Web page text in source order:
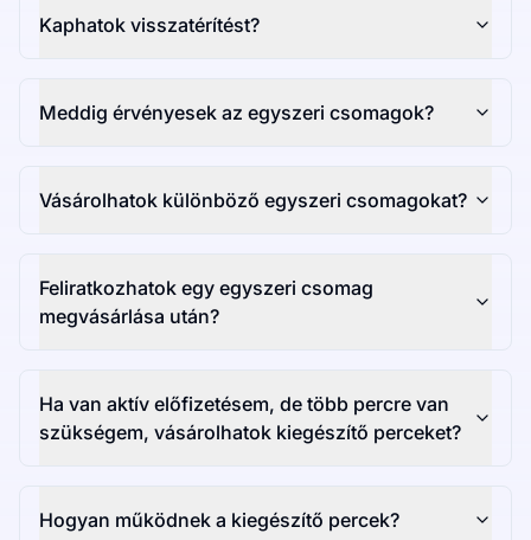
Kaphatok visszatérítést?
Meddig érvényesek az egyszeri csomagok?
Vásárolhatok különböző egyszeri csomagokat?
Feliratkozhatok egy egyszeri csomag
megvásárlása után?
Ha van aktív előfizetésem, de több percre van
szükségem, vásárolhatok kiegészítő perceket?
Hogyan működnek a kiegészítő percek?